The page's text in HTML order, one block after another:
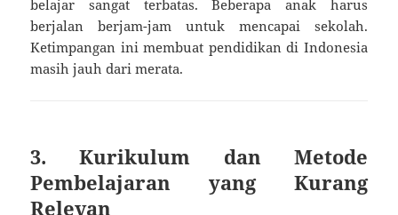
belajar sangat terbatas. Beberapa anak harus
berjalan berjam-jam untuk mencapai sekolah.
Ketimpangan ini membuat pendidikan di Indonesia
masih jauh dari merata.
3. Kurikulum dan Metode
Pembelajaran yang Kurang
Relevan